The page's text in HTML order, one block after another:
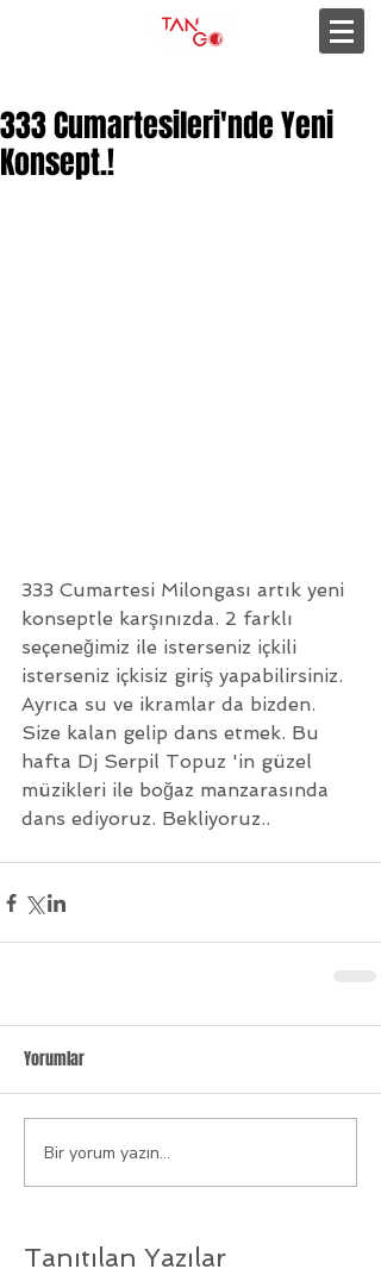
333 Cumartesileri'nde Yeni
Konsept.!
333 Cumartesi Milongası artık yeni
konseptle karşınızda. 2 farklı
seçeneğimiz ile isterseniz içkili
isterseniz içkisiz giriş yapabilirsiniz.
Ayrıca su ve ikramlar da bizden.
Size kalan gelip dans etmek. Bu
hafta Dj Serpil Topuz 'in güzel
müzikleri ile boğaz manzarasında
dans ediyoruz. Bekliyoruz..
Yorumlar
Bir yorum yazın...
Tanıtılan Yazılar